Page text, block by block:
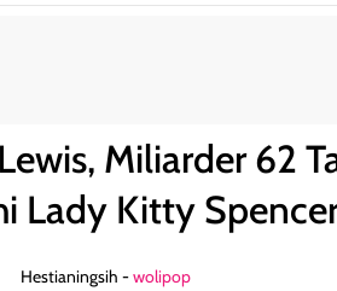
Miliarder 62
Lady Kitty
Hestianingsih -wolipop